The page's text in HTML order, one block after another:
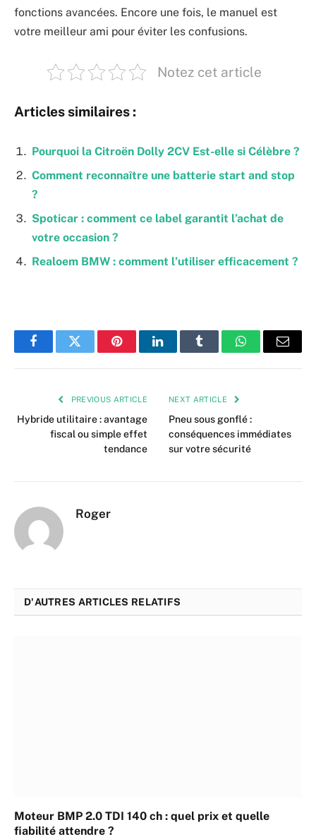
fonctions avancées. Encore une fois, le manuel est
votre meilleur ami pour éviter les confusions.
Notez cet article
Articles similaires :
Pourquoi la Citroën Dolly 2CV Est-elle si Célèbre ?
Comment reconnaître une batterie start and stop
?
Spoticar : comment ce label garantit l’achat de
votre occasion ?
Realoem BMW : comment l’utiliser efficacement ?
FacebookTwitter PinterestLinkedInTumblr WhatsAppEmail
PREVIOUS ARTICLE
Hybride utilitaire : avantage
fiscal ou simple effet
tendance
NEXT ARTICLE
Pneu sous gonflé :
conséquences immédiates
sur votre sécurité
Roger
D'AUTRES ARTICLES RELATIFS
Moteur BMP 2.0 TDI 140 ch : quel prix et quelle
fiabilité attendre ?